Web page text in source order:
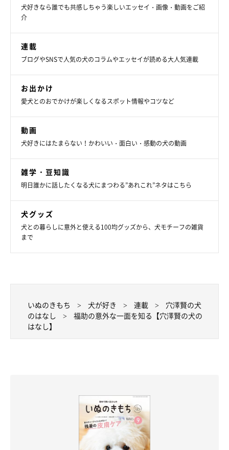
そして、福助はソファの裏あたりにいることが多い。そこには扉
があり、向こうは階段になっている。なるほど、そういうこと
か。たぶん、福助は飼い主の帰りを待っているのだろう。大吉
は、帰ってくるときになれば帰ってくるとわかっているので落ち
着いて寝ているが、福助はそうではないのだ。
大吉と遊ぶより、早く帰ってきてほしいのだ。だから、どこか落
ち着かず、人が帰ってきたときに真っ先に見える階段のそばでず
っと待っているのだ。いつもはベタベタ甘えてきたりしないくせ
に、いなくなるとさびしくてたまらないのか。大吉と暴れたり、
犬好きなら誰でも共感しちゃう楽しいエッセイ・画像・動画をご紹
介
連載
ブログやSNSで人気の犬のコラムやエッセイが読める大人気連載
お出かけ
愛犬とのおでかけが楽しくなるスポット情報やコツなど
動画
犬好きにはたまらない！かわいい・面白い・感動の犬の動画
雑学・豆知識
明日誰かに話したくなる犬にまつわる”あれこれ”ネタはこちら
犬グッズ
犬との暮らしに意外と使える100均グッズから、犬モチーフの雑貨
まで
いぬのきもち 犬が好き 連載
穴澤賢の犬
のはなし
福助の意外な一面を知る【穴澤賢の犬の
はなし】